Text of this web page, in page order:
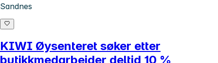
Sandnes
KIWI Øysenteret søker etter
butikkmedarbeider deltid 10 %